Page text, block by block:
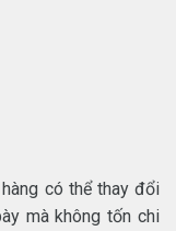
có thể thay đổi
mà không tốn chi